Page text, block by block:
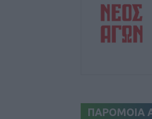
ΠΑΡΟΜΟΙΑ